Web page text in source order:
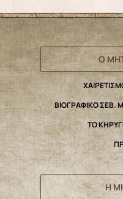
Ο
ΒΙΟΓΡΑΦΙΚΟ ΣΕΒ.
ΤΟ
Η